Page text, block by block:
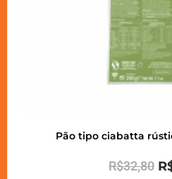
Pão tipo ciabatta
R$32,80